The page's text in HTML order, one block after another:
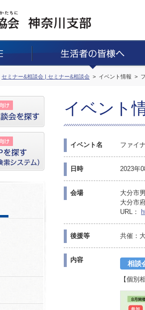
セミナー&相談会 | セミナー&相談会 イベント情報
イベント
イベント名 ファイ
日時 2023年
会場
大分市
大分市
URL：
後援等 共催：
内容 相談
【個別